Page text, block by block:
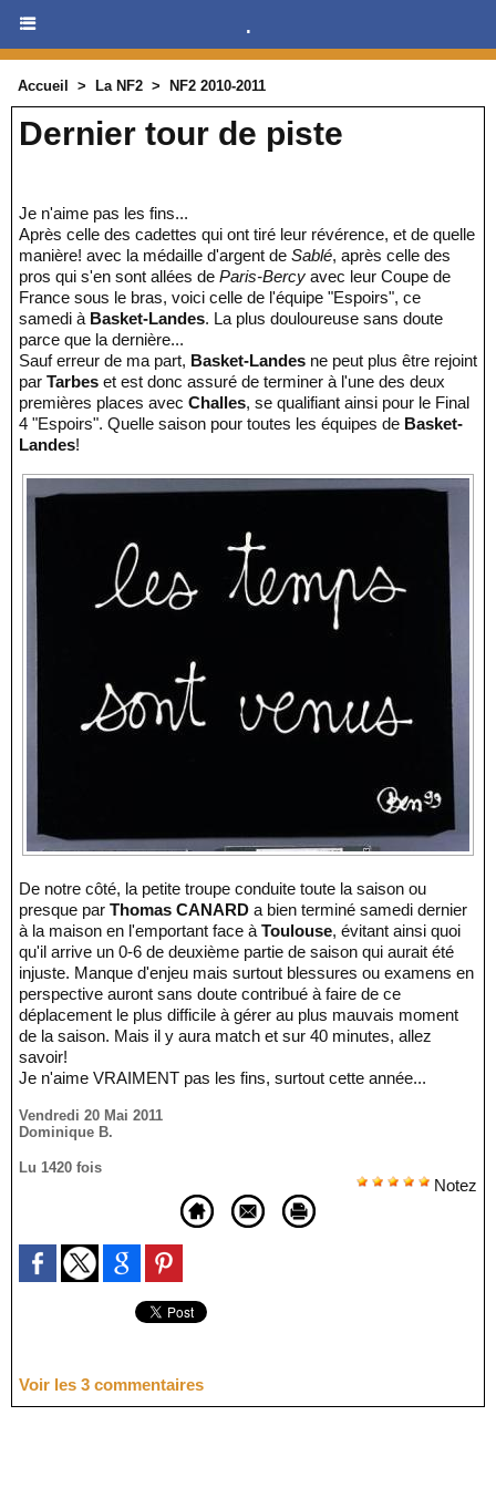
.
Accueil > La NF2 > NF2 2010-2011
Dernier tour de piste
Je n'aime pas les fins...
Après celle des cadettes qui ont tiré leur révérence, et de quelle
manière! avec la médaille d'argent de Sablé, après celle des
pros qui s'en sont allées de Paris-Bercy avec leur Coupe de
France sous le bras, voici celle de l'équipe "Espoirs", ce
samedi à Basket-Landes. La plus douloureuse sans doute
parce que la dernière...
Sauf erreur de ma part, Basket-Landes ne peut plus être rejoint
par Tarbes et est donc assuré de terminer à l'une des deux
premières places avec Challes, se qualifiant ainsi pour le Final
4 "Espoirs". Quelle saison pour toutes les équipes de Basket-
Landes!
De notre côté, la petite troupe conduite toute la saison ou
presque par Thomas CANARD a bien terminé samedi dernier
à la maison en l'emportant face à Toulouse, évitant ainsi quoi
qu'il arrive un 0-6 de deuxième partie de saison qui aurait été
injuste. Manque d'enjeu mais surtout blessures ou examens en
perspective auront sans doute contribué à faire de ce
déplacement le plus difficile à gérer au plus mauvais moment
de la saison. Mais il y aura match et sur 40 minutes, allez
savoir!
Je n'aime VRAIMENT pas les fins, surtout cette année...
Vendredi 20 Mai 2011
Dominique B.
Lu 1420 fois
Notez
Voir les 3 commentaires